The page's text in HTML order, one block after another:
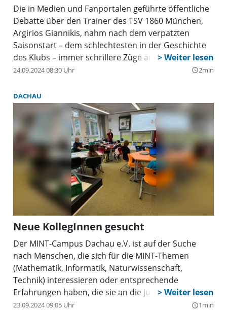
Die in Medien und Fanportalen geführte öffentliche
Debatte über den Trainer des TSV 1860 München,
Argirios Giannikis, nahm nach dem verpatzten
Saisonstart – dem schlechtesten in der Geschichte
des Klubs – immer schrillere Züge an.
Kommentatoren aller Art überboten sich in
mit zum Teil drastischen Worten die sofortige
Ablösung des seit Anfang des Jahres in Diensten der
Weiß-Blauen stehenden 44-Jährigen.
24.09.2024 08:30 Uhr query_builder2min
DACHAU
Neue KollegInnen gesucht
Der MINT-Campus Dachau e.V. ist auf der Suche
nach Menschen, die sich für die MINT-Themen
(Mathematik, Informatik, Naturwissenschaft,
Technik) interessieren oder entsprechende
Erfahrungen haben, die sie an die junge Generation
weitergeben wollen. MINT-Begeisterung ist im
23.09.2024 09:05 Uhr query_builder1min